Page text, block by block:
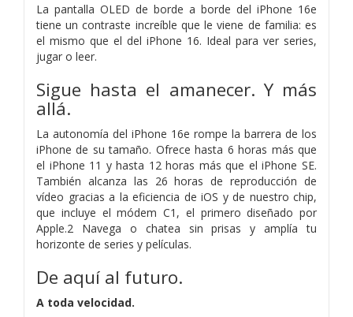
La pantalla OLED de borde a borde del iPhone 16e
tiene un contraste increíble que le viene de familia: es
el mismo que el del iPhone 16. Ideal para ver series,
jugar o leer.
Sigue hasta el amanecer. Y más
allá.
La autonomía del iPhone 16e rompe la barrera de los
iPhone de su tamaño. Ofrece hasta 6 horas más que
el iPhone 11 y hasta 12 horas más que el iPhone SE.
También alcanza las 26 horas de reproducción de
vídeo gracias a la eficiencia de iOS y de nuestro chip,
que incluye el módem C1, el primero diseñado por
Apple.2 Navega o chatea sin prisas y amplía tu
horizonte de series y películas.
De aquí al futuro.
A toda velocidad.